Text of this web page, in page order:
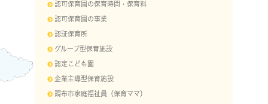
認可保育園の保育時間・保育料
認可保育園の事業
認証保育所
グループ型保育施設
認定こども園
企業主導型保育施設
調布市家庭福祉員（保育ママ）